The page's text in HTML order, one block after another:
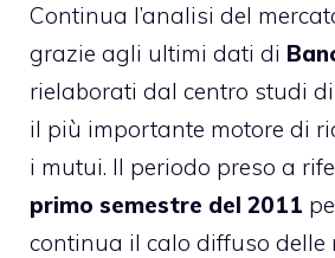
Continua l’analisi del
grazie agli ultimi dati di
rielaborati dal centro studi di
il più importante motore di
i mutui. Il periodo preso a
primo semestre del 2011
continua il calo diffuso delle